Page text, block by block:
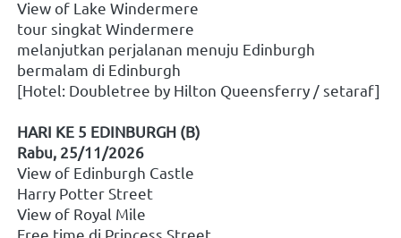
View of Lake Windermere
tour singkat Windermere
melanjutkan perjalanan menuju Edinburgh
bermalam di Edinburgh
[Hotel: Doubletree by Hilton Queensferry / setaraf]
HARI KE 5 EDINBURGH (B)
Rabu, 25/11/2026
View of Edinburgh Castle
Harry Potter Street
View of Royal Mile
Free time di Princess Street